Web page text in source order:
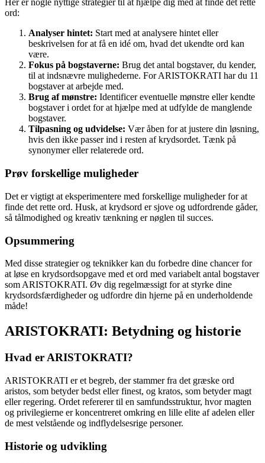
Her er nogle nyttige strategier til at hjælpe dig med at finde det rette
ord:
Analyser hintet: Start med at analysere hintet eller
beskrivelsen for at få en idé om, hvad det ukendte ord kan
være.
Fokus på bogstaverne: Brug det antal bogstaver, du kender,
til at indsnævre mulighederne. For ARISTOKRATI har du 11
bogstaver at arbejde med.
Brug af mønstre: Identificer eventuelle mønstre eller kendte
bogstaver i ordet for at hjælpe med at udfylde de manglende
bogstaver.
Tilpasning og udvidelse: Vær åben for at justere din løsning,
hvis den ikke passer ind i resten af krydsordet. Tænk på
synonymer eller relaterede ord.
Prøv forskellige muligheder
Det er vigtigt at eksperimentere med forskellige muligheder for at
finde det rette ord. Husk, at krydsord er sjove og udfordrende gåder,
så tålmodighed og kreativ tænkning er nøglen til succes.
Opsummering
Med disse strategier og teknikker kan du forbedre dine chancer for
at løse en krydsordsopgave med et ord med variabelt antal bogstaver
som ARISTOKRATI. Øv dig regelmæssigt for at styrke dine
krydsordsfærdigheder og udfordre din hjerne på en underholdende
måde!
ARISTOKRATI: Betydning og historie
Hvad er ARISTOKRATI?
ARISTOKRATI er et begreb, der stammer fra det græske ord
aristos, som betyder bedst eller finest, og kratos, som betyder magt
eller regering. Ordet refererer til en samfundsstruktur, hvor magten
og privilegierne er koncentreret omkring en lille elite af adelen eller
de mest velstående og indflydelsesrige personer.
Historie og udvikling